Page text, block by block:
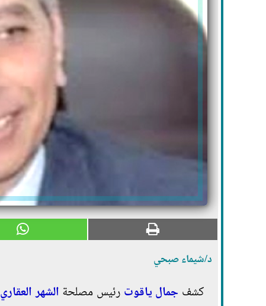
د/شيماء صبحي
كشف جمال ياقوت رئيس مصلحة الشهر العقاري